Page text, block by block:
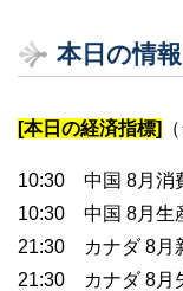
本日の情報
[本日の経済指標]
10:30 中国 8月消
10:30 中国 8月生
21:30 カナダ 8
21:30 カナダ 8